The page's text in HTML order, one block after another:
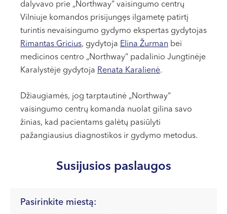
J. Basanavičiaus g. 80
Darbo laikas:
I-V 08:00 - 20:00
VI, VII --
dalyvavo prie „Northway“ vaisingumo centrų
Vilniuje komandos prisijungęs ilgametę patirtį
turintis nevaisingumo gydymo ekspertas gydytojas
Rimantas Gricius, gydytoja Elina Žurman bei
medicinos centro „Northway“ padalinio Jungtinėje
Karalystėje gydytoja Renata Karalienė.
Džiaugiamės, jog tarptautinė „Northway“
vaisingumo centrų komanda nuolat gilina savo
žinias, kad pacientams galėtų pasiūlyti
pažangiausius diagnostikos ir gydymo metodus.
Susijusios paslaugos
Pasirinkite miestą: